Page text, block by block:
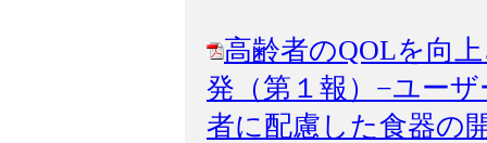
高齢者のQOLを向
発（第１報）−ユー
者に配慮した食器の